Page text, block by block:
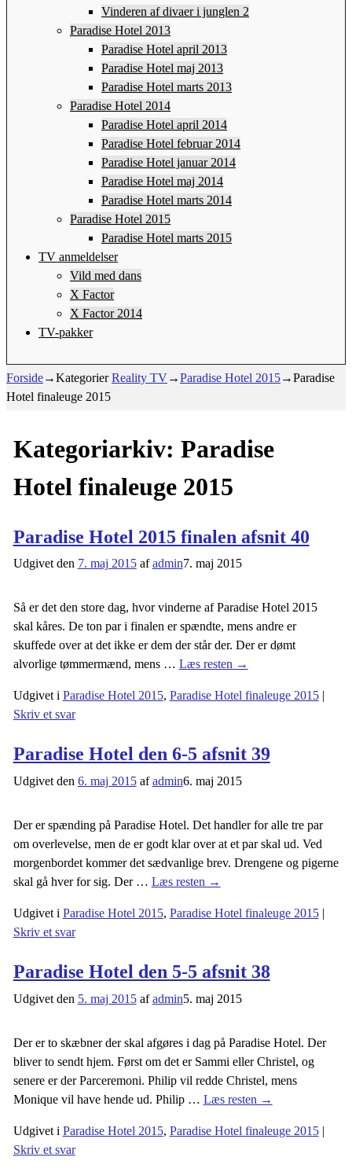
Vinderen af divaer i junglen 2
Paradise Hotel 2013
Paradise Hotel april 2013
Paradise Hotel maj 2013
Paradise Hotel marts 2013
Paradise Hotel 2014
Paradise Hotel april 2014
Paradise Hotel februar 2014
Paradise Hotel januar 2014
Paradise Hotel maj 2014
Paradise Hotel marts 2014
Paradise Hotel 2015
Paradise Hotel marts 2015
TV anmeldelser
Vild med dans
X Factor
X Factor 2014
TV-pakker
Forside→KategorierReality TV→Paradise Hotel 2015→Paradise
Hotel finaleuge 2015
Kategoriarkiv: Paradise
Hotel finaleuge 2015
Paradise Hotel 2015 finalen afsnit 40
Udgivet den 7. maj 2015 afadmin7. maj 2015
Så er det den store dag, hvor vinderne af Paradise Hotel 2015
skal kåres. De ton par i finalen er spændte, mens andre er
skuffede over at det ikke er dem der står der. Der er dømt
alvorlige tømmermænd, mens … Læs resten →
Udgivet i Paradise Hotel 2015, Paradise Hotel finaleuge 2015|
Skriv et svar
Paradise Hotel den 6-5 afsnit 39
Udgivet den 6. maj 2015 afadmin6. maj 2015
Der er spænding på Paradise Hotel. Det handler for alle tre par
om overlevelse, men de er godt klar over at et par skal ud. Ved
morgenbordet kommer det sædvanlige brev. Drengene og pigerne
skal gå hver for sig. Der … Læs resten →
Udgivet i Paradise Hotel 2015, Paradise Hotel finaleuge 2015|
Skriv et svar
Paradise Hotel den 5-5 afsnit 38
Udgivet den 5. maj 2015 afadmin5. maj 2015
Der er to skæbner der skal afgøres i dag på Paradise Hotel. Der
bliver to sendt hjem. Først om det er Sammi eller Christel, og
senere er der Parceremoni. Philip vil redde Christel, mens
Monique vil have hende ud. Philip … Læs resten →
Udgivet i Paradise Hotel 2015, Paradise Hotel finaleuge 2015|
Skriv et svar